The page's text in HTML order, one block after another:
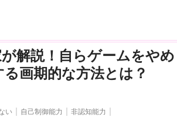
解説！自らゲームをやめ
画期的な方法とは？
い 自己制御能力
非認知能力